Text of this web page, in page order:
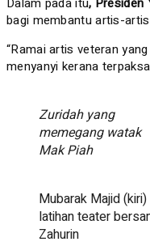
bagi membantu artis-
“Ramai artis veteran
menyanyi kerana
Zuridah yang
memegang watak
Mak Piah
Mubarak Majid
latihan teater
Zahurin